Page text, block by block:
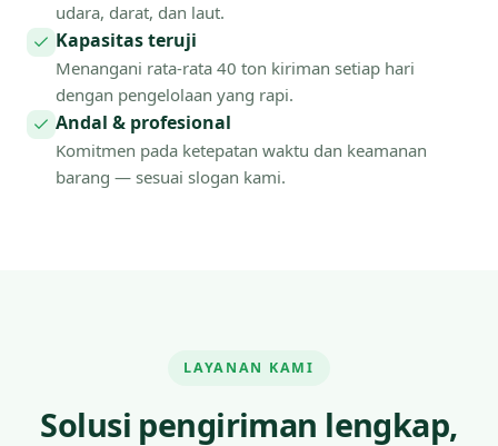
udara, darat, dan laut.
Kapasitas teruji
Menangani rata-rata 40 ton kiriman setiap hari
dengan pengelolaan yang rapi.
Andal & profesional
Komitmen pada ketepatan waktu dan keamanan
barang — sesuai slogan kami.
LAYANAN KAMI
Solusi pengiriman lengkap,